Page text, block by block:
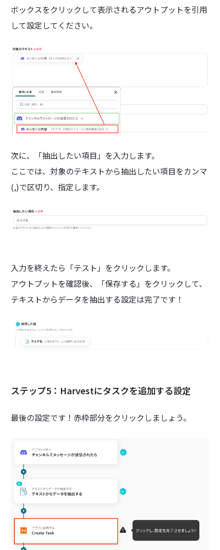
ボックスをクリックして表示されるアウトプットを引用
して設定してください。
次に、「抽出したい項目」を入力します。
ここでは、対象のテキストから抽出したい項目をカンマ
(,)で区切り、指定します。
入力を終えたら「テスト」をクリックします。
アウトプットを確認後、「保存する」をクリックして、
テキストからデータを抽出する設定は完了です！
ステップ5：Harvestにタスクを追加する設定
最後の設定です！赤枠部分をクリックしましょう。